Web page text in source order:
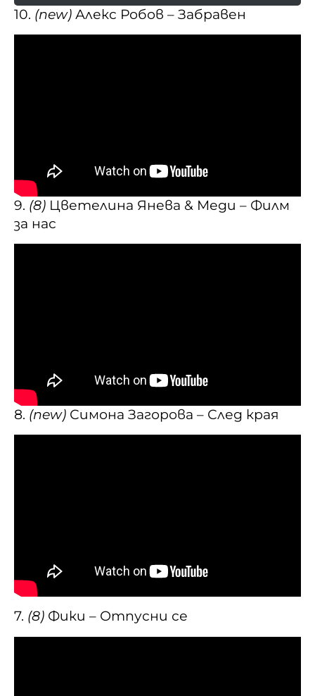
10. (new) Алекс Робов – Забравен
9. (8) Цветелина Янева & Меди – Филм
за нас
8. (new) Симона Загорова – След края
7. (8) Фики – Отпусни се